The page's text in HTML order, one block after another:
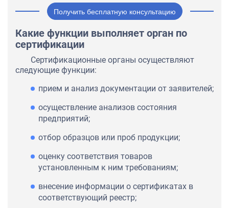
Получить бесплатную консультацию
Какие функции выполняет орган по
сертификации
Сертификационные органы осуществляют
следующие функции:
прием и анализ документации от заявителей;
осуществление анализов состояния
предприятий;
отбор образцов или проб продукции;
оценку соответствия товаров
установленным к ним требованиям;
внесение информации о сертификатах в
соответствующий реестр;